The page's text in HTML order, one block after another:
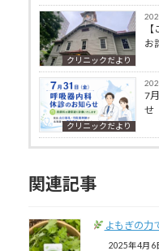
クリニックだより
お
クリニックだより
7
せ
関連記事
よもぎの力
2025年4月6